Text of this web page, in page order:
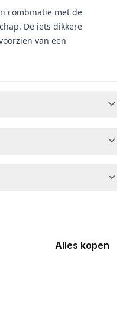
combinatie met de
De iets dikkere
van een
Alles kopen